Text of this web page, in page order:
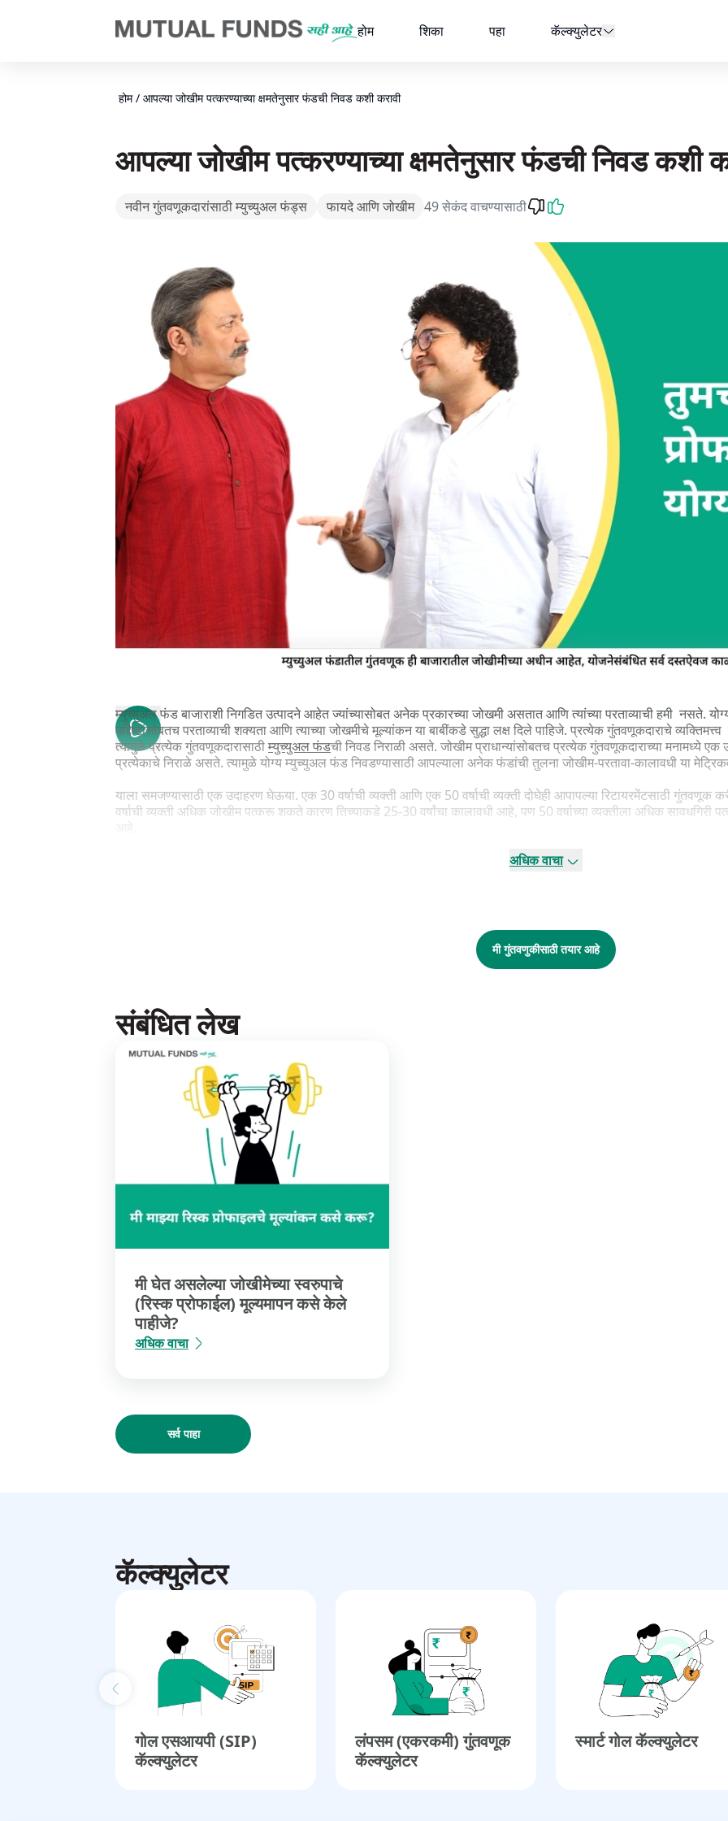
होम
शिका पहा कॅल्क्युलेटर
होम / आपल्या जोखीम पत्करण्याच्या क्षमतेनुसार फंडची निवड कशी करावी
आपल्या जोखीम पत्करण्याच्या क्षमतेनुसार फंडची निवड कशी
नवीन गुंतवणूकदारांसाठी म्युच्युअल फंड्स फायदे आणि जोखीम 49 सेकंद वाचण्यासाठी
म्युच्युअल फंड बाजाराशी निगडित उत्पादने आहेत ज्यांच्यासोबत अनेक प्रकारच्या जोखमी असतात आणि त्यांच्या परताव्याची हमी नसते.
उद्दिष्टांसोबतच परताव्याची शक्यता आणि त्याच्या जोखमीचे मूल्यांकन या बाबींकडे सुद्धा लक्ष दिले पाहिजे. प्रत्येक गुंतवणूकदाराचे व्यक्तिमत्त्व
त्यामुळे प्रत्येक गुंतवणूकदारासाठीम्युच्युअल फंडची निवड निराळी असते. जोखीम प्राधान्यांसोबतच प्रत्येक गुंतवणूकदाराच्या मनामध्ये एक
प्रत्येकाचे निराळे असते. त्यामुळे योग्य म्युच्युअल फंड निवडण्यासाठी आपल्याला अनेक फंडांची तुलना जोखीम-परतावा-कालावधी या
याला समजण्यासाठी एक उदाहरण घेऊया. एक 30 वर्षाची व्यक्ती आणि एक 50 वर्षाची व्यक्ती दोघेही आपापल्या रिटायरमेंटसाठी
वर्षाची व्यक्ती अधिक जोखीम पत्करू शकते कारण तिच्याकडे 25-30 वर्षांचा कालावधी आहे, पण 50 वर्षाच्या व्यक्तीला अधिक सावधगिरी
असा फंड निवडा ज्याचा जोखमीचा प्रोफाइल आपल्या जोखीम पत्करण्याच्या क्षमतेप्रमाणे असेल. आपल्याला कमी जोखीम हवी असल्यास,
अधिक वाचा
मी गुंतवणुकीसाठी तयार आहे
संबंधित लेख
मी घेत असलेल्या जोखीमेच्या स्वरुपाचे
(रिस्क प्रोफाईल) मूल्यमापन कसे केले
पाहीजे?
अधिक वाचा
सर्व पाहा
कॅल्क्युलेटर
गोल एसआयपी (SIP)
कॅल्क्युलेटर
लंपसम (एकरकमी) गुंतवणूक
कॅल्क्युलेटर
स्मार्ट गोल कॅल्क्युलेटर
Previous slide